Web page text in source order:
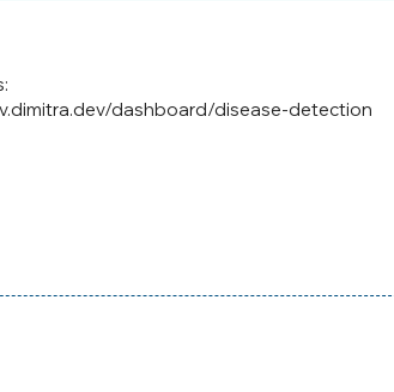
dashboard/disease-detection